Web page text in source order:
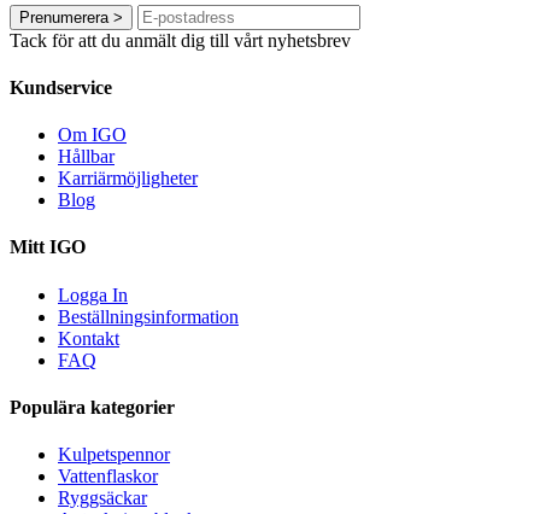
Prenumerera >
Tack för att du anmält dig till vårt nyhetsbrev
Kundservice
Om IGO
Hållbar
Karriärmöjligheter
Blog
Mitt IGO
Logga In
Beställningsinformation
Kontakt
FAQ
Populära kategorier
Kulpetspennor
Vattenflaskor
Ryggsäckar